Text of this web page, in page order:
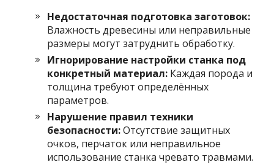
Недостаточная подготовка заготовок:
Влажность древесины или неправильные
размеры могут затруднить обработку.
Игнорирование настройки станка под
конкретный материал: Каждая порода и
толщина требуют определённых
параметров.
Нарушение правил техники
безопасности:Отсутствие защитных
очков, перчаток или неправильное
использование станка чревато травмами.